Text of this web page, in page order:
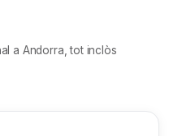
a Andorra, tot inclòs